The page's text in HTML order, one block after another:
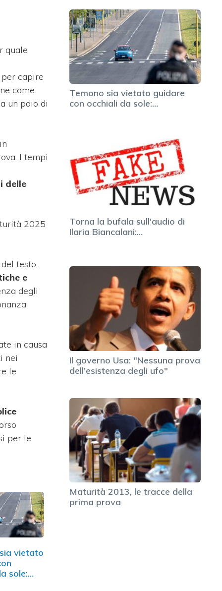
quale
capire
come
un paio di
I tempi
delle
2025
testo,
e
degli
in causa
nei
le
per le
vietato
sole:…
Temono sia vietato guidare
con occhiali da sole:…
Torna la bufala sull'audio di
Ilaria Biancalani:…
Il governo Usa: "Nessuna prova
dell'esistenza degli ufo"
Maturità 2013, le tracce della
prima prova